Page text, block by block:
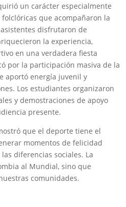
un carácter especialmente
que acompañaron la
disfrutaron de
la experiencia,
en una verdadera fiesta
por la participación masiva de la
aportó energía juvenil y
Los estudiantes organizaron
y demostraciones de apoyo
presente.
que el deporte tiene el
momentos de felicidad
diferencias sociales. La
al Mundial, sino que
comunidades.